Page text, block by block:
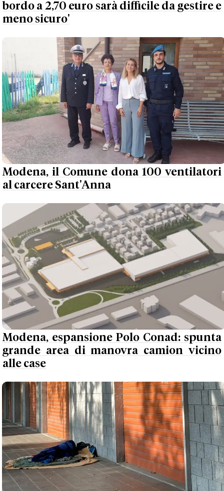
bordo a 2,70 euro sarà difficile da gestire e
meno sicuro'
Modena, il Comune dona 100 ventilatori
al carcere Sant'Anna
Modena, espansione Polo Conad: spunta
grande area di manovra camion vicino
alle case